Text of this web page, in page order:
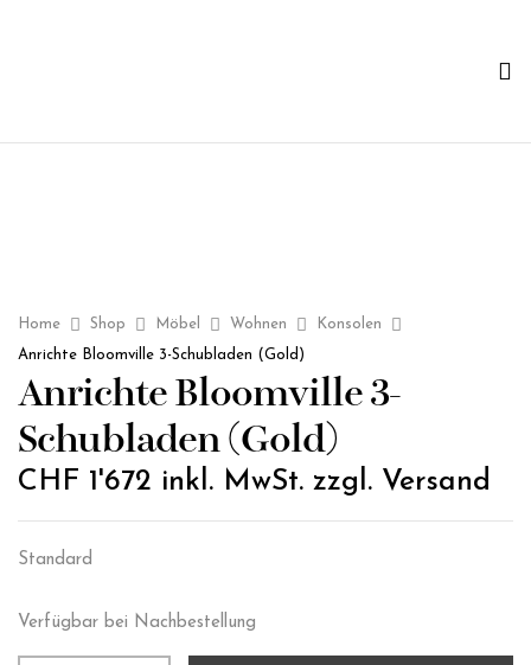
Home Shop Möbel Wohnen
Konsolen
Anrichte Bloomville 3-Schubladen (Gold)
Anrichte Bloomville 3-
Schubladen (Gold)
CHF 1'672 inkl. MwSt. zzgl. Versand
Standard
Verfügbar bei Nachbestellung